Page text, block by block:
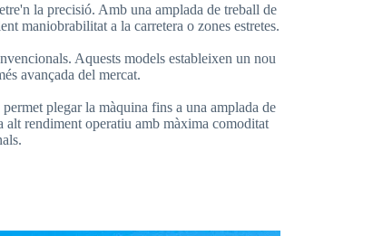
la precisió. Amb una amplada de treball de
maniobrabilitat a la carretera o zones estretes.
Aquests models estableixen un nou
avançada del mercat.
plegar la màquina fins a una amplada de
alt rendiment operatiu amb màxima comoditat